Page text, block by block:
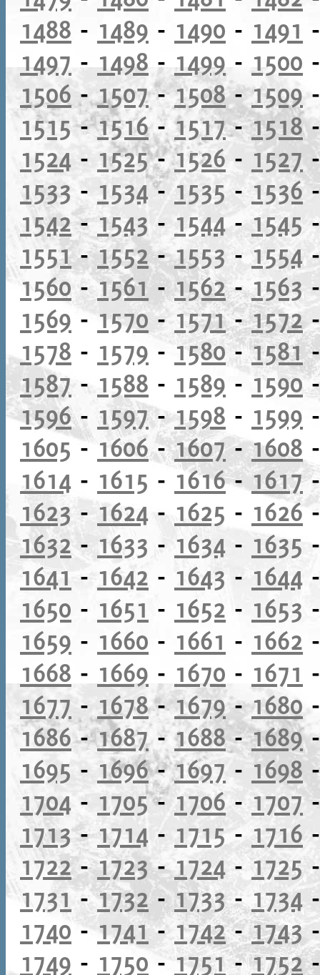
1488 - 1489 - 1490 - 1491
1497 - 1498 - 1499 - 1500
1506 -1507-1508-1509
1515-1516- 1517-1518
1524 - 1525-1526 - 1527
1533 - 1534-1535-1536
1542-1543 - 1544-1545
1551-1552-1553-1554
1560 -1561-1562-1563
1569 -1570-1571-1572
1578 - 1579 -1580-1581
1587- 1588 - 1589 - 1590
1596- 1597-1598 - 1599
1605- 1606-1607-1608
1614 - 1615 - 1616-1617
1623 -1624 - 1625 - 1626
1632- 1633 - 1634 - 1635
1641 - 1642 - 1643 - 1644
1650 - 1651 - 1652 - 1653
1659 - 1660 - 1661 - 1662
1668 - 1669 - 1670 - 1671
1677- 1678-1679-1680
1686-1687-1688-1689
1695 - 1696-1697 - 1698
1704 - 1705-1706- 1707
1713-1714 - 1715-1716
1722-1723-1724-1725
1731 -1732-1733- 1734
1740 -1741- 1742-1743
1749 - 1750 -1751-1752